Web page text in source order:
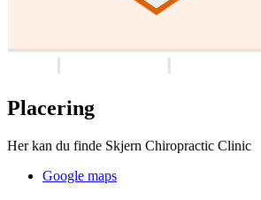
Placering
Her kan du finde Skjern Chiropractic Clinic
Google maps